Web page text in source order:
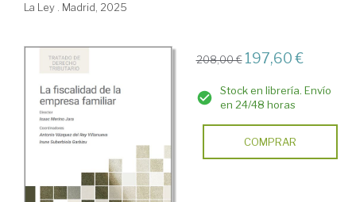
La Ley . Madrid, 2025
208,00 € 197,60 €
Stock en librería. Envío
en 24/48 horas
COMPRAR